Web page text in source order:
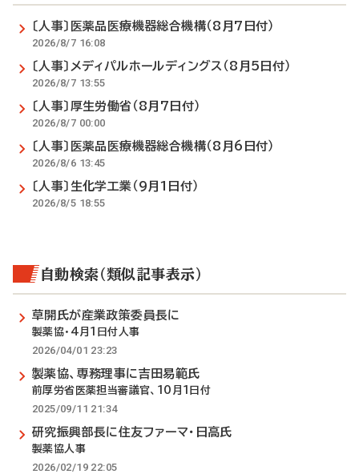
〔人事〕医薬品医療機器総合機構（8月7日付）
2026/8/7 16:08
〔人事〕メディパルホールディングス（8月5日付）
2026/8/7 13:55
〔人事〕厚生労働省（8月7日付）
2026/8/7 00:00
〔人事〕医薬品医療機器総合機構（8月6日付）
2026/8/6 13:45
〔人事〕生化学工業（9月1日付）
2026/8/5 18:55
自動検索（類似記事表示）
草開氏が産業政策委員長に
製薬協・4月1日付人事
2026/04/01 23:23
製薬協、専務理事に吉田易範氏
前厚労省医薬担当審議官、10月1日付
2025/09/11 21:34
研究振興部長に住友ファーマ・日高氏
製薬協人事
2026/02/19 22:05